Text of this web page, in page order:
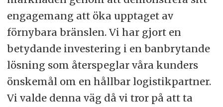
engagemang att öka upptaget av
förnybara bränslen. Vi har gjort en
betydande investering i en banbrytande
lösning som återspeglar våra kunders
önskemål om en hållbar logistikpartner.
Vi valde denna väg då vi tror på att ta